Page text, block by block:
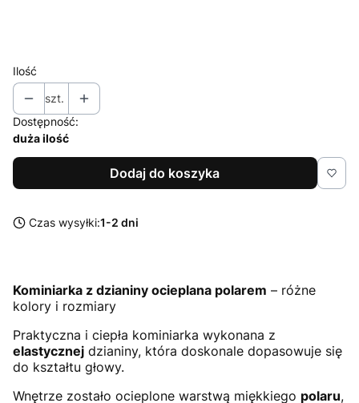
Ilość
szt.
Dostępność:
duża ilość
Dodaj do koszyka
Czas wysyłki:1-2 dni
Kominiarka z dzianiny ocieplana polarem – różne
kolory i rozmiary
Praktyczna i ciepła kominiarka wykonana z
elastycznej dzianiny, która doskonale dopasowuje się
do kształtu głowy.
Wnętrze zostało ocieplone warstwą miękkiego polaru,